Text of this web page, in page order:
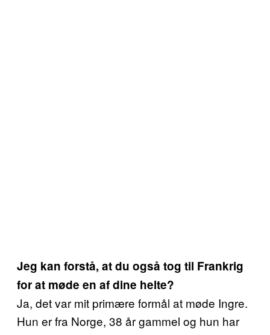
Jeg kan forstå, at du også tog til Frankrig
for at møde en af dine helte?
Ja, det var mit primære formål at møde Ingre.
Hun er fra Norge, 38 år gammel og hun har